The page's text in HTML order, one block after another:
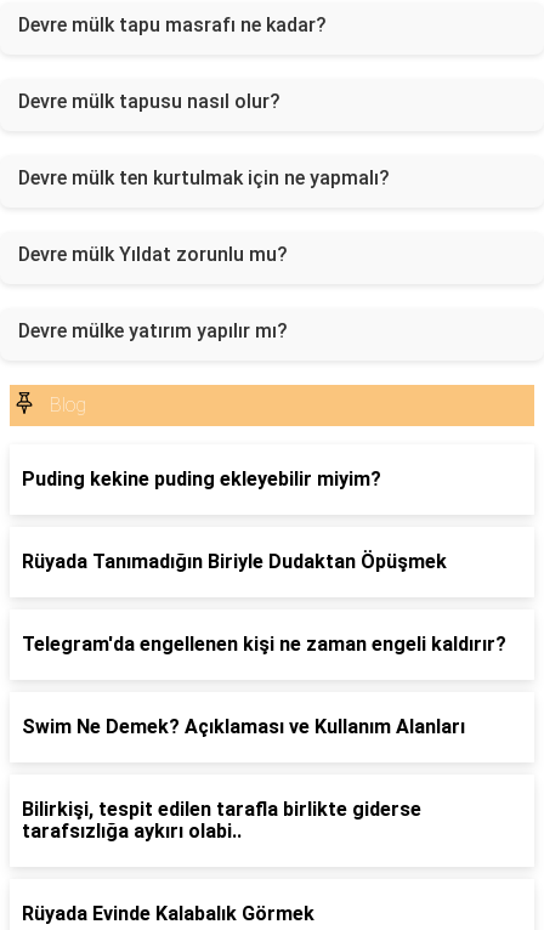
Devre mülk tapu masrafı ne kadar?
Devre mülk tapusu nasıl olur?
Devre mülk ten kurtulmak için ne yapmalı?
Devre mülk Yıldat zorunlu mu?
Devre mülke yatırım yapılır mı?
Blog
Puding kekine puding ekleyebilir miyim?
Rüyada Tanımadığın Biriyle Dudaktan Öpüşmek
Telegram'da engellenen kişi ne zaman engeli kaldırır?
Swim Ne Demek? Açıklaması ve Kullanım Alanları
Bilirkişi, tespit edilen tarafla birlikte giderse
tarafsızlığa aykırı olabi..
Rüyada Evinde Kalabalık Görmek